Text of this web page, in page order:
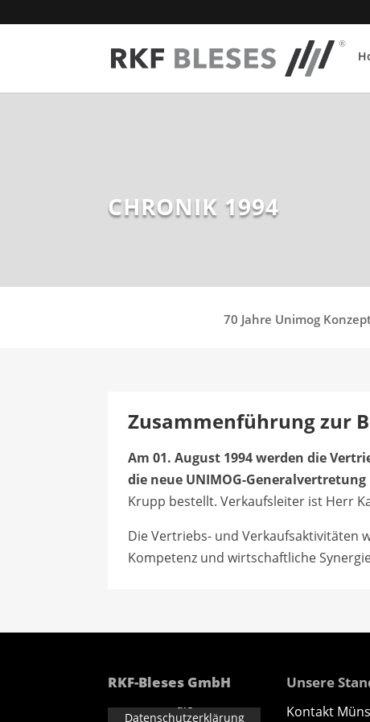
CHRONIK 1994
70 Jahre Unimog
Zusammenführung zur
Am 01. August 1994 werden die
die neue UNIMOG-Generalvertretung
Krupp bestellt. Verkaufsleiter ist Herr
Die Vertriebs- und Verkaufsaktivitäten
Kompetenz und wirtschaftliche
RKF-Bleses GmbH
Mit dem Laden des
Videos akzeptieren Sie
die
Datenschutzerklärung
Unsere
Kontakt